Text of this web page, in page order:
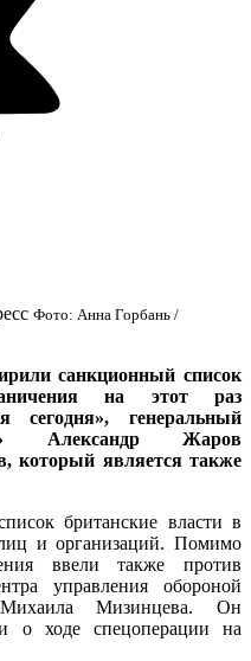
Фото: Анна Горбань /
санкционный список
на этот раз
сегодня»,
генеральный
Александр Жаров
который является также
британские власти в
и организаций. Помимо
ввели также против
управления обороной
Михаила Мизинцева. Он
о ходе спецоперации на